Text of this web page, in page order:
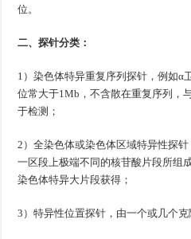
位。
二、探针分类：
1）染色体特异重复序列探针，例如α
位常大于1Mb，不含散在重复序列，
于检测；
2）全染色体或染色体区域特异性探
一区段上极端不同的核苷酸片段所组
染色体特异大片段获得；
3）特异性位置探针，由一个或几个克